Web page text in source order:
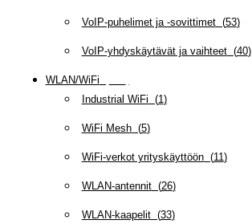
VoIP-puhelimet ja -sovittimet(53)
VoIP-yhdyskäytävät ja vaihteet(40)
WLAN/WiFi
Industrial WiFi (1 )
WiFi Mesh(5)
WiFi-verkot yrityskäyttöön(11 )
WLAN-antennit(26)
WLAN-kaapelit(33)